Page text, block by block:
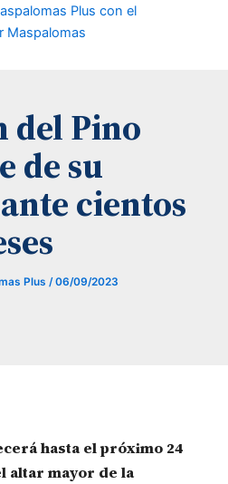
del Pino
de su
cientos
Plus /06/09/2023
hasta el próximo 24
altar mayor de la